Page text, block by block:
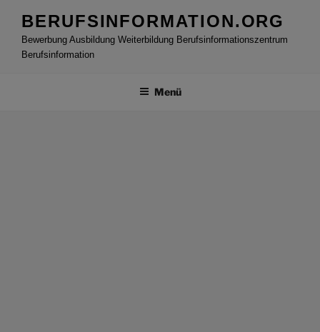
Inhalt
springen
BERUFSINFORMATION.ORG
Bewerbung Ausbildung Weiterbildung Berufsinformationszentrum
Berufsinformation
Menü